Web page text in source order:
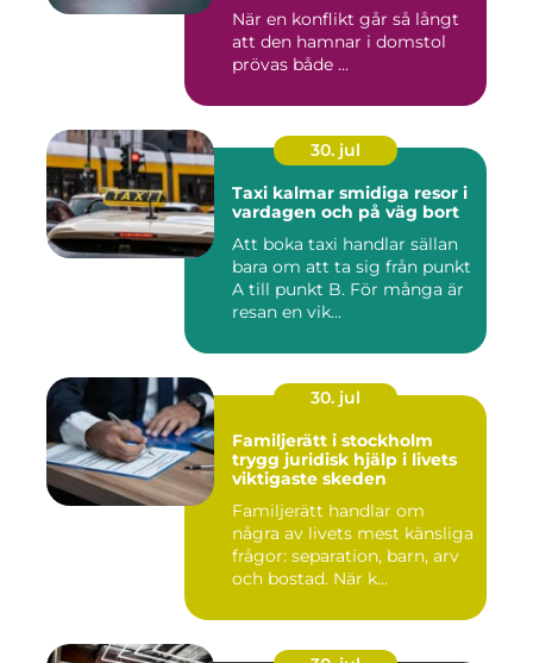
När en konflikt går så långt
att den hamnar i domstol
prövas både ...
30. jul
Taxi kalmar smidiga resor i
vardagen och på väg bort
Att boka taxi handlar sällan
bara om att ta sig från punkt
A till punkt B. För många är
resan en vik...
30. jul
Familjerätt i stockholm
trygg juridisk hjälp i livets
viktigaste skeden
Familjerätt handlar om
några av livets mest känsliga
frågor: separation, barn, arv
och bostad. När k...